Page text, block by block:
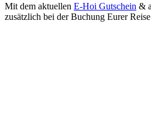
Mit dem aktuellen E-Hoi Gutschein &
zusätzlich bei der Buchung Eurer Reise